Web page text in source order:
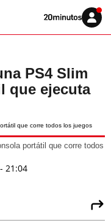
Volver
Iniciar
sesión
PS4 Slim
que ejecuta
portátil que corre todos
21:04